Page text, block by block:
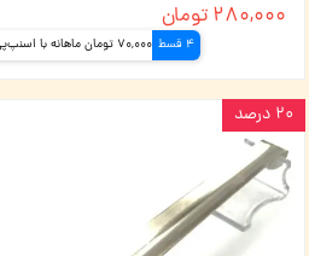
۲۸۰,۰۰۰ تومان
4 قسط 70,000 تومان ماهانه با اسنپ‌پی (بدون کارمزد)
۲۰ درصد